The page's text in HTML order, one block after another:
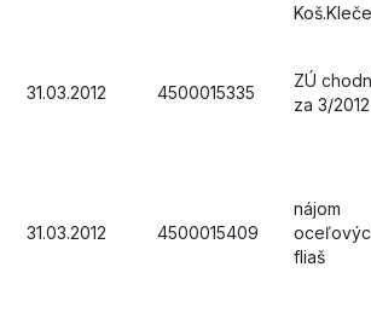
31.03.2012 4500015335
ZÚ
za 3/2012
31.03.2012 4500015409
nájom
fliaš